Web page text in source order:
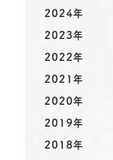
2024年
2023年
2022年
2021年
2020年
2019年
2018年